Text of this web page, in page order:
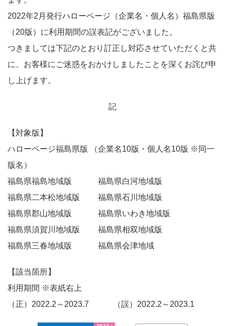
2022年2月発行ハローページ（企業名・個人名）福島県版
（20版）に利用期間の誤表記がございました。
つきましては下記のとおり訂正し対応させていただくと共
に、お客様にご迷惑をおかけしましたことを深くお詫び申
し上げます。
記
【対象版】
ハローページ福島県版 （企業名10版・個人名10版 ※同一
版名）
福島県福島地域版 福島県白河地域版
福島県二本松地域版 福島県石川地域版
福島県郡山地域版 福島県いわき地域版
福島県須賀川地域版 福島県相双地域版
福島県三春地域版 福島県会津地域
【該当箇所】
利用期間 ※表紙右上
（正）2022.2～2023.7 （誤）2022.2～2023.1